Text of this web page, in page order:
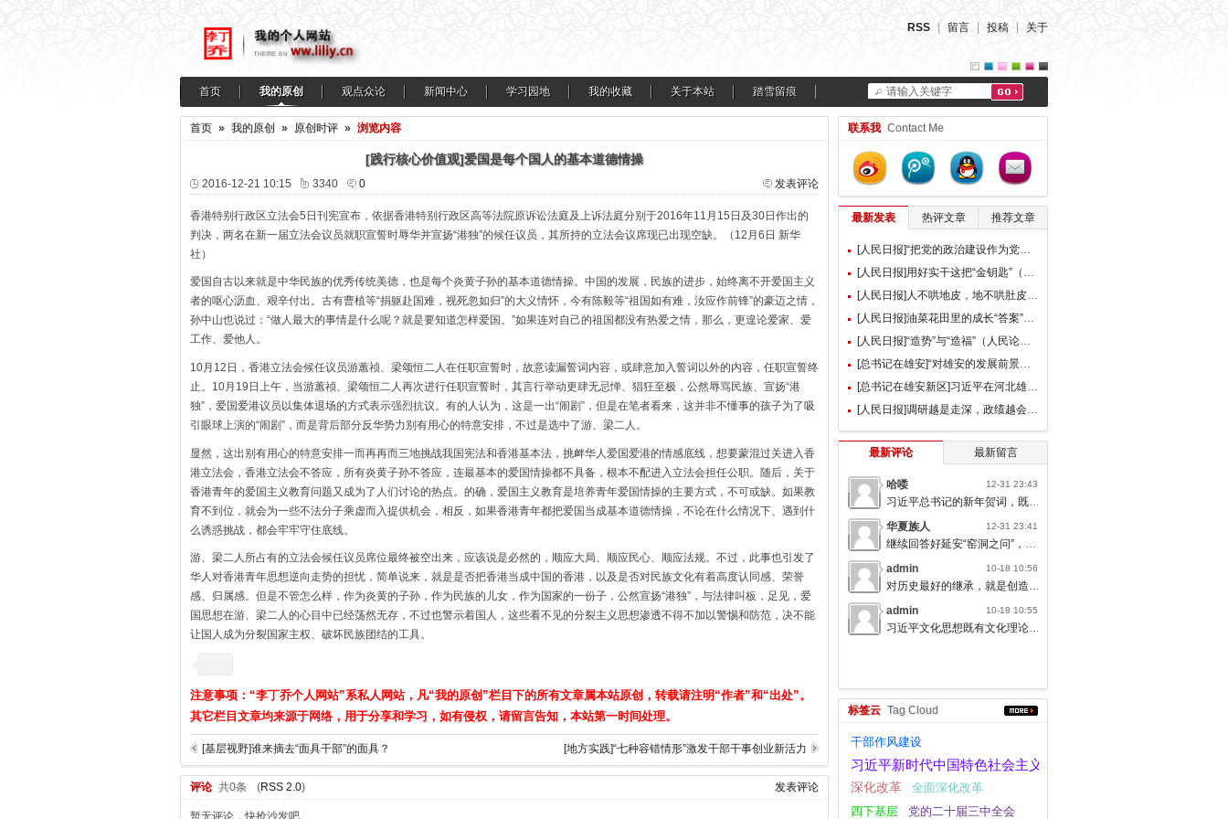
RSS 留言 投稿 关于
请输入关键字
首页 我的原创 观点众论 新闻中心 学习园地 我的收藏 关于本站 踏雪留痕
首页 » 我的原创 » 原创时评 » 浏览内容
[践行核心价值观]爱国是每个国人的基本道德情操
2016-12-21 10:15 3340 0 发表评论
香港特别行政区立法会5日刊宪宣布，依据香港特别行政区高等法院原诉讼法庭及上诉法庭分别于2016年11月15日及30日作出的
判决，两名在新一届立法会议员就职宣誓时辱华并宣扬“港独”的候任议员，其所持的立法会议席现已出现空缺。（12月6日 新华
社）
爱国自古以来就是中华民族的优秀传统美德，也是每个炎黄子孙的基本道德情操。中国的发展，民族的进步，始终离不开爱国主义
者的呕心沥血、艰辛付出。古有曹植等“捐躯赴国难，视死忽如归”的大义情怀，今有陈毅等“祖国如有难，汝应作前锋”的豪迈之情，
孙中山也说过：“做人最大的事情是什么呢？就是要知道怎样爱国。”如果连对自己的祖国都没有热爱之情，那么，更遑论爱家、爱
工作、爱他人。
10月12日，香港立法会候任议员游蕙祯、梁颂恒二人在任职宣誓时，故意读漏誓词内容，或肆意加入誓词以外的内容，任职宣誓终
止。10月19日上午，当游蕙祯、梁颂恒二人再次进行任职宣誓时，其言行举动更肆无忌惮、猖狂至极，公然辱骂民族、宣扬“港
独”，爱国爱港议员以集体退场的方式表示强烈抗议。有的人认为，这是一出“闹剧”，但是在笔者看来，这并非不懂事的孩子为了吸
引眼球上演的“闹剧”，而是背后部分反华势力别有用心的特意安排，不过是选中了游、梁二人。
显然，这出别有用心的特意安排一而再再而三地挑战我国宪法和香港基本法，挑衅华人爱国爱港的情感底线，想要蒙混过关进入香
港立法会，香港立法会不答应，所有炎黄子孙不答应，连最基本的爱国情操都不具备，根本不配进入立法会担任公职。随后，关于
香港青年的爱国主义教育问题又成为了人们讨论的热点。的确，爱国主义教育是培养青年爱国情操的主要方式，不可或缺。如果教
育不到位，就会为一些不法分子乘虚而入提供机会，相反，如果香港青年都把爱国当成基本道德情操，不论在什么情况下、遇到什
么诱惑挑战，都会牢牢守住底线。
游、梁二人所占有的立法会候任议员席位最终被空出来，应该说是必然的，顺应大局、顺应民心、顺应法规。不过，此事也引发了
华人对香港青年思想逆向走势的担忧，简单说来，就是是否把香港当成中国的香港，以及是否对民族文化有着高度认同感、荣誉
感、归属感。但是不管怎么样，作为炎黄的子孙，作为民族的儿女，作为国家的一份子，公然宣扬“港独”，与法律叫板，足见，爱
国思想在游、梁二人的心目中已经荡然无存，不过也警示着国人，这些看不见的分裂主义思想渗透不得不加以警惕和防范，决不能
让国人成为分裂国家主权、破坏民族团结的工具。
注意事项：“李丁乔个人网站”系私人网站，凡“我的原创”栏目下的所有文章属本站原创，转载请注明“作者”和“出处”。
其它栏目文章均来源于网络，用于分享和学习，如有侵权，请留言告知，本站第一时间处理。
[基层视野]谁来摘去“面具干部”的面具？ [地方实践]“七种容错情形”激发干部干事创业新活力
评论 共0条 (RSS 2.0) 发表评论
暂无评论，快抢沙发吧。
联系我 Contact Me
最新发表 热评文章 推荐文章
最新评论 最新留言
哈喽 12-31 23:43
习近平总书记的新年贺词，既充满温度，又饱含深情，太催人奋进了。
华夏族人
12-31 23:41
继续回答好延安“窑洞之问”，书写无愧于人民的时代答卷。
admin
10-18 10:56
对历史最好的继承，就是创造新的历史；对人类文明最大的礼敬，就是创造人类文明新形态。
admin
10-18 10:55
习近平文化思想既有文化理论观点上的创新和突破，又有文化工作布局上的部署要求，标志着我们党对中国特色社会主义文化建设规律的认识达到了新高度，表明我们党的历史自信、文化自信达到了新高度。
标签云 Tag Cloud
干部作风建设
习近平新时代中国特色社会主义思想
深化改革
全面深化改革
四下基层
党的二十届三中全会